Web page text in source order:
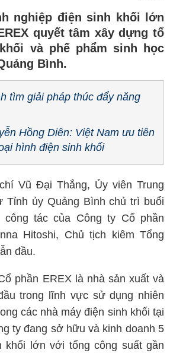
nghiệp điện sinh khối lớn
quyết tâm xây dựng tổ
và phế phẩm sinh học
Bình.
tìm giải pháp thúc đẩy năng
Hồng Diên: Việt Nam ưu tiên
hình điện sinh khối
Vũ Đại Thắng, Ủy viên Trung
ủy Quảng Bình chủ trì buổi
tác của Công ty Cổ phần
Hitoshi, Chủ tịch kiêm Tổng
đầu.
phần EREX là nhà sản xuất và
trong lĩnh vực sử dụng nhiên
các nhà máy điện sinh khối tại
ty đang sở hữu và kinh doanh 5
khối lớn với tổng công suất gần